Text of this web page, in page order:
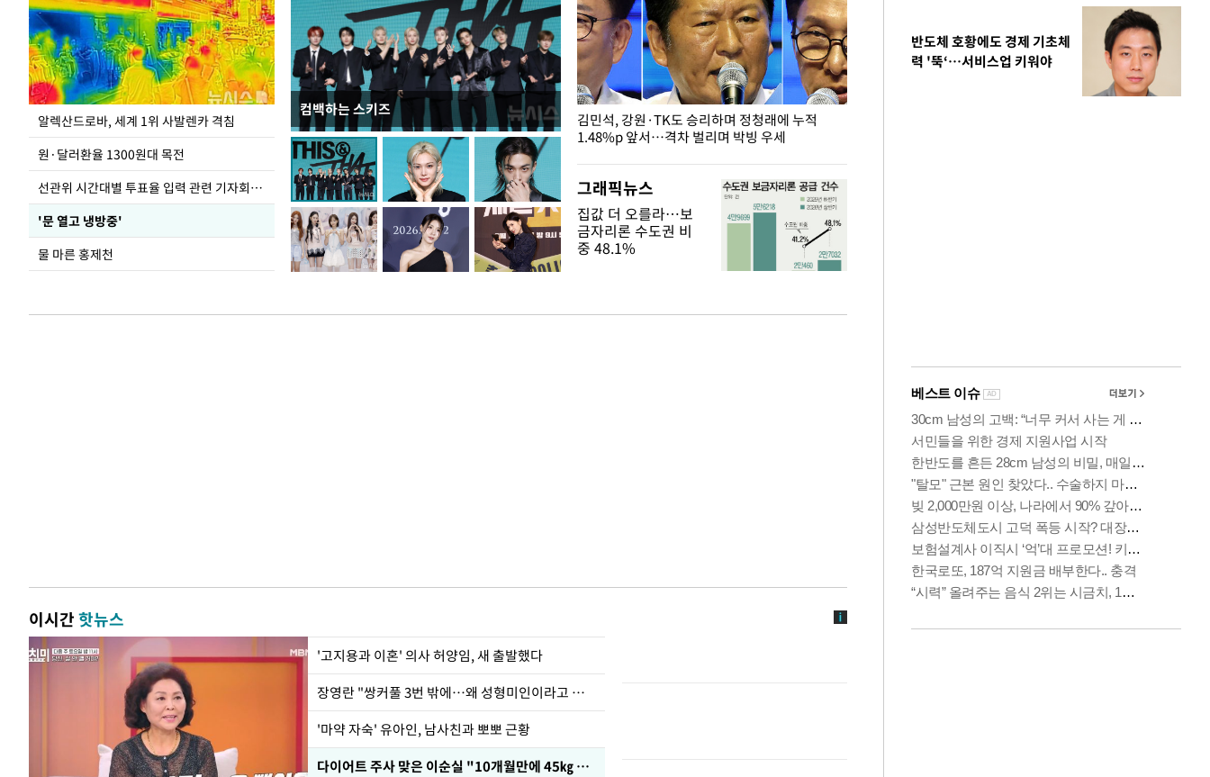
알렉산드로바, 세계 1위 사발렌카 격침
원·달러환율 1300원대 목전
선관위 시간대별 투표율 입력 관련 기자회견하는 주진우 의원
'문 열고 냉방중'
물 마른 홍제천
컴백하는 스키즈
극한 폭염에 바닥 드러난 홍제천…물고기 떼죽음
도
김민석, 강원·TK도 승리하며 정청래에 누적
1.48%p 앞서…격차 벌리며 박빙 우세
그래픽뉴스
집값 더 오를라…보
금자리론 수도권 비
중 48.1%
이시간핫뉴스
'고지용과 이혼' 의사 허양임, 새 출발했다
장영란 "쌍커풀 3번 밖에…왜 성형미인이라고 하냐"
'마약 자숙' 유아인, 남사친과 뽀뽀 근황
다이어트 주사 맞은 이순실 "10개월만에 45㎏ 감량"
반도체 호황에도 경제 기초체
력 '뚝‘…서비스업 키워야